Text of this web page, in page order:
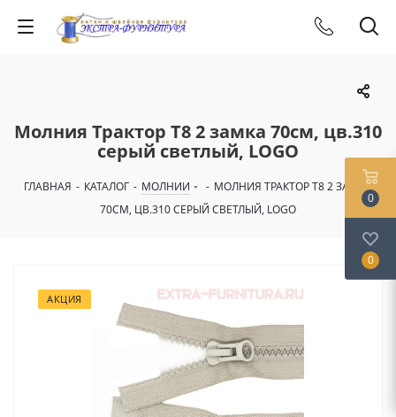
Молния Трактор Т8 2 замка 70см, цв.310
серый светлый, LOGO
ГЛАВНАЯ - КАТАЛОГ - МОЛНИИ - МОЛНИЯ ТРАКТОР Т8 2 ЗАМКА
70СМ, ЦВ.310 СЕРЫЙ СВЕТЛЫЙ, LOGO
АКЦИЯ
0
0